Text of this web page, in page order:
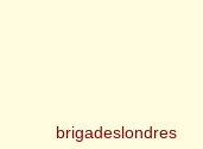
brigadeslondres